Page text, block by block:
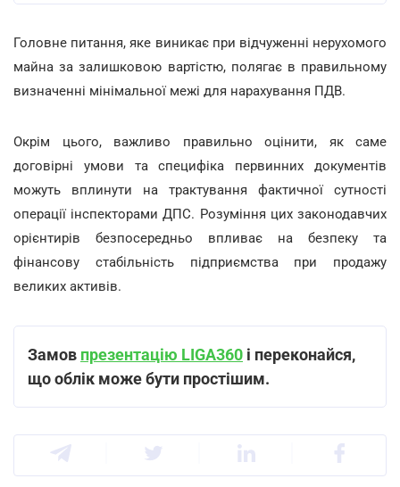
Головне питання, яке виникає при відчуженні нерухомого
майна за залишковою вартістю, полягає в правильному
визначенні мінімальної межі для нарахування ПДВ.
Окрім цього, важливо правильно оцінити, як саме
договірні умови та специфіка первинних документів
можуть вплинути на трактування фактичної сутності
операції інспекторами ДПС. Розуміння цих законодавчих
орієнтирів безпосередньо впливає на безпеку та
фінансову стабільність підприємства при продажу
великих активів.
Замов презентацію LIGA360 і переконайся,
що облік може бути простішим.